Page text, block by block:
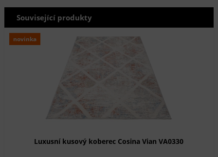
Související produkty
novinka
Luxusní kusový koberec Cosina Vian VA0330